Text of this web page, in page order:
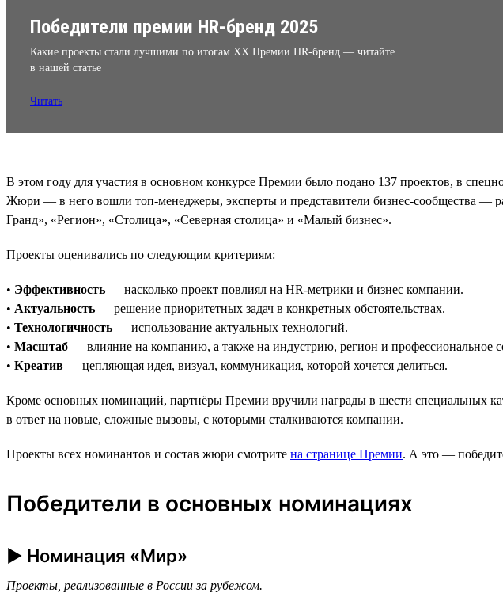
Победители премии HR-бренд 2025
Какие проекты стали лучшими по итогам XX Премии HR-бренд — читайте
в нашей статье
Читать
В этом году для участия в основном конкурсе Премии было подано 137 проектов, в
Жюри — в него вошли топ-менеджеры, эксперты и представители бизнес-сообщества —
Гранд», «Регион», «Столица», «Северная столица» и «Малый бизнес».
Проекты оценивались по следующим критериям:
• Эффективность — насколько проект повлиял на HR-метрики и бизнес компании.
• Актуальность — решение приоритетных задач в конкретных обстоятельствах.
• Технологичность — использование актуальных технологий.
• Масштаб — влияние на компанию, а также на индустрию, регион и профессиональное
• Креатив — цепляющая идея, визуал, коммуникация, которой хочется делиться.
Кроме основных номинаций, партнёры Премии вручили награды в шести специальных
в ответ на новые, сложные вызовы, с которыми сталкиваются компании.
Проекты всех номинантов и состав жюри смотрите на странице Премии. А это —
Победители в основных номинациях
► Номинация «Мир»
Проекты, реализованные в России за рубежом.